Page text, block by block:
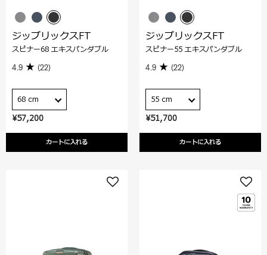
¥57,200
カートに入れる
ジップリックスFT
スピナー68 エキスパンダブル
4.9 (22)
68 cm
¥51,700
カートに入れる
ジップリックスFT
スピナー55 エキスパンダブル
4.9 (22)
55 cm